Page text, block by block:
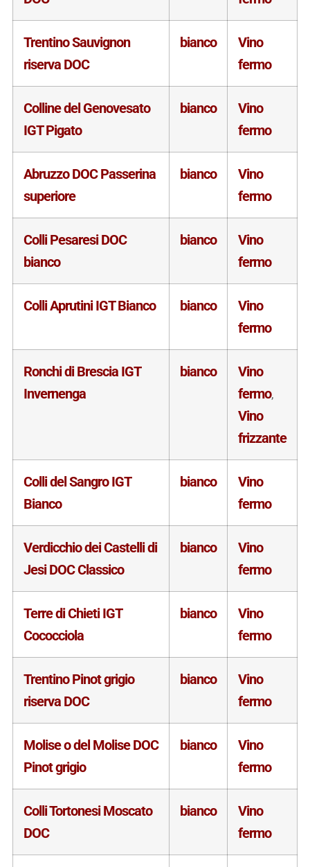
Trentino Sauvignon
riserva DOC
bianco
Vino
fermo
Colline del Genovesato
IGT Pigato
bianco
Vino
fermo
Abruzzo DOC Passerina
superiore
bianco
Vino
fermo
Colli Pesaresi DOC
bianco
bianco
Vino
fermo
Colli Aprutini IGT Bianco bianco
Vino
fermo
Ronchi di Brescia IGT
Invernenga
bianco
Vino
fermo,
Vino
frizzante
Colli del Sangro IGT
Bianco
bianco
Vino
fermo
Verdicchio dei Castelli di
Jesi DOC Classico
bianco
Vino
fermo
Terre di Chieti IGT
Cococciola
bianco
Vino
fermo
Trentino Pinot grigio
riserva DOC
bianco
Vino
fermo
Molise o del Molise DOC
Pinot grigio
bianco
Vino
fermo
Colli Tortonesi Moscato
DOC
bianco
Vino
fermo